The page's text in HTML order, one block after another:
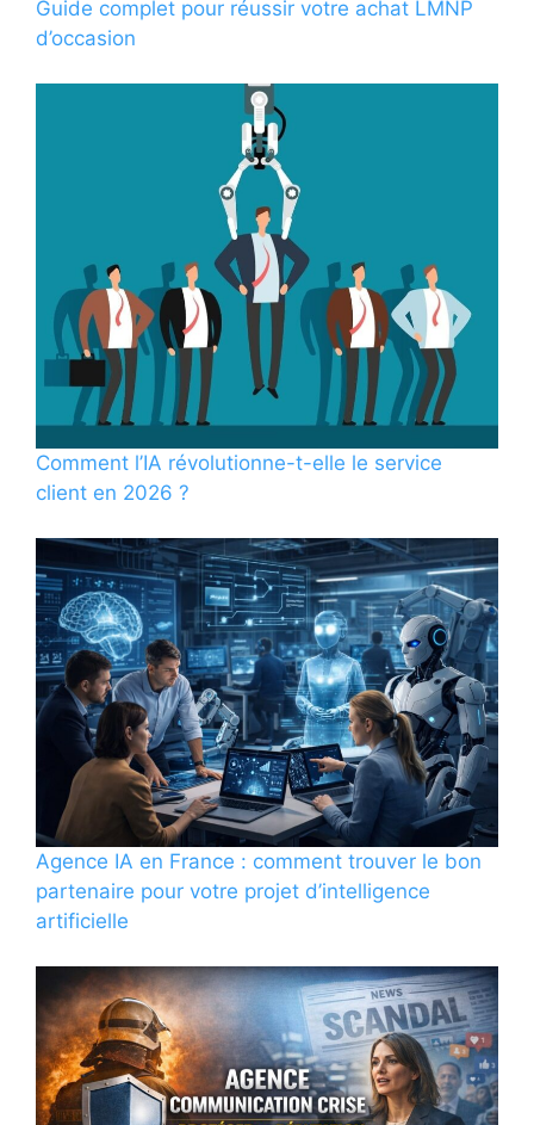
Guide complet pour réussir votre achat LMNP
d’occasion
Comment l’IA révolutionne-t-elle le service
client en 2026 ?
Agence IA en France : comment trouver le bon
partenaire pour votre projet d’intelligence
artificielle